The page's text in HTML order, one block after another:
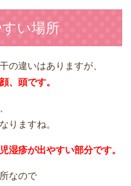
い場所
の違いはありますが、
、頭です。
りますね。
湿疹が出やすい部分です。
なので